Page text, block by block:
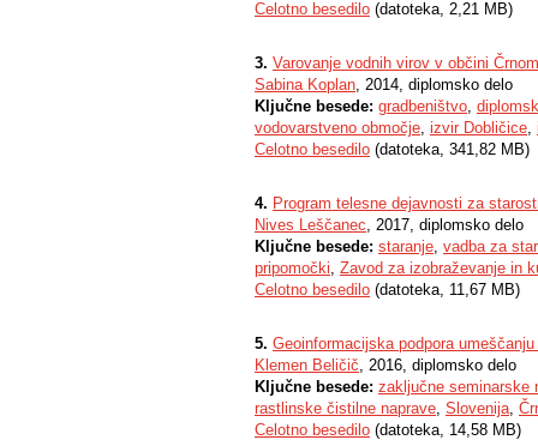
Celotno besedilo (datoteka, 2,21 MB)
3. Varovanje vodnih virov v občini
Sabina Koplan, 2014, diplomsko delo
Ključne besede: gradbeništvo,
vodovarstveno območje, izvir Dobličice,
Celotno besedilo (datoteka, 341,82 MB)
4. Program telesne dejavnosti za
Nives Leščanec, 2017, diplomsko delo
Ključne besede: staranje, vadba za
pripomočki, Zavod za izobraževanje in
Celotno besedilo (datoteka, 11,67 MB)
5. Geoinformacijska podpora
Klemen Beličič, 2016, diplomsko delo
Ključne besede: zaključne seminarske
rastlinske čistilne naprave, Slovenija,
Celotno besedilo (datoteka, 14,58 MB)